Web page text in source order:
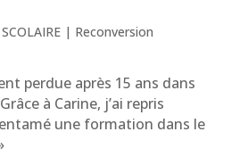
perdue après 15 ans dans
à Carine, j’ai repris
une formation dans le